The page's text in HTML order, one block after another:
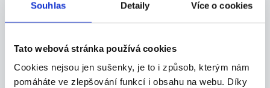
Souhlas Detaily Více o cookies
Tato webová stránka používá cookies
Cookies nejsou jen sušenky, je to i způsob, kterým nám
pomáháte ve zlepšování funkcí i obsahu na webu. Díky
Česká společnost s dlouholetou tradicí Zeman
mas...
Třemošnice
ZEMAN maso-uzeniny, a.s.